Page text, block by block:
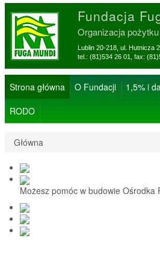
Fundacja
Organizacja
Lublin 20-218, ul. Hutnicza
tel.: (81)534 26 01, fax:
Strona główna O Fundacji 1,5% i
RODO
Główna
Możesz pomóc w budowie Ośrodka